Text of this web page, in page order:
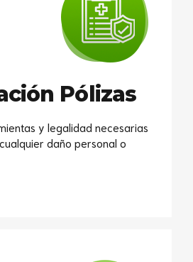
Pólizas
y legalidad necesarias
daño personal o